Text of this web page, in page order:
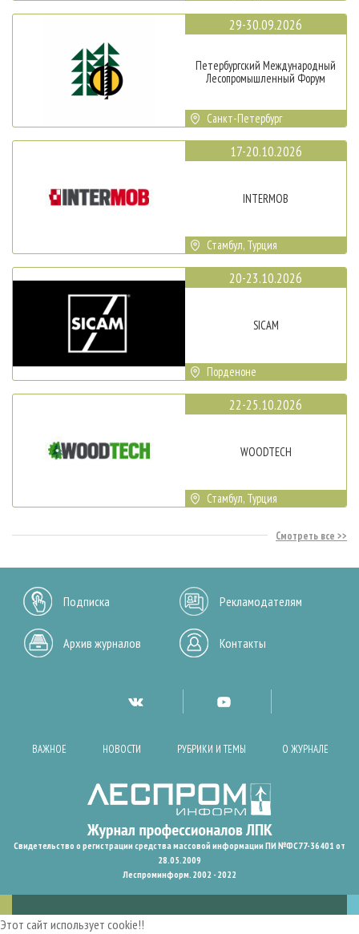
29-30.09.2026
Петербургский Международный
Лесопромышленный Форум
Санкт-Петербург
17-20.10.2026
INTERMOB
Стамбул, Турция
20-23.10.2026
SICAM
Порденоне
22-25.10.2026
WOODTECH
Стамбул, Турция
Смотреть все
Подписка Рекламодателям
Архив журналов Контакты
ВАЖНОЕ НОВОСТИ РУБРИКИ И ТЕМЫ О ЖУРНАЛЕ
Свидетельство о регистрации средства массовой информации ПИ №ФС77-36401 от
28.05.2009
Леспроминформ. 2002 - 2022
Этот сайт использует cookie!!